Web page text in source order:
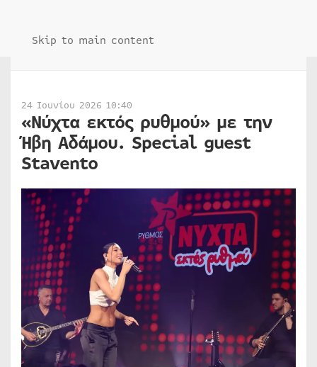
Skip to main content
24 Ιουνίου 2026 10:40
«Νύχτα εκτός ρυθμού» με την
Ήβη Αδάμου. Special guest
Stavento